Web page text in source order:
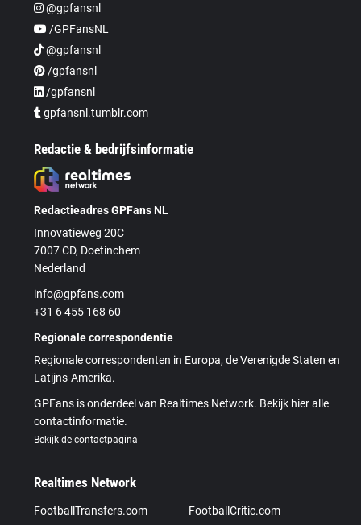
@gpfansnl
/GPFansNL
@gpfansnl
/gpfansnl
/gpfansnl
gpfansnl.tumblr.com
Redactie & bedrijfsinformatie
Redactieadres GPFans NL
Innovatieweg 20C
7007 CD, Doetinchem
Nederland
info@gpfans.com
+31 6 455 168 60
Regionale correspondentie
Regionale correspondenten in Europa, de Verenigde Staten en
Latijns-Amerika.
GPFans is onderdeel van Realtimes Network. Bekijk hier alle
contactinformatie.
Bekijk de contactpagina
Realtimes Network
FootballTransfers.com
FootballCritic.com